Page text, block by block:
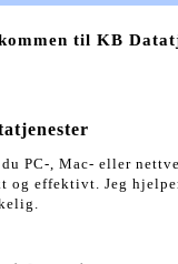
til KB
du PC-, Mac- eller
og effektivt. Jeg